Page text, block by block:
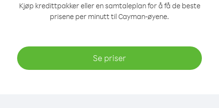
Kjøp kredittpakker eller en samtaleplan for å få de beste
prisene per minutt til Cayman-øyene.
Se priser